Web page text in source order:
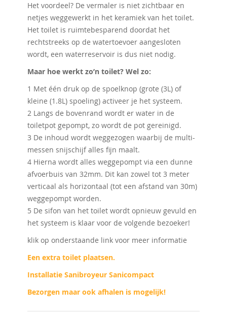
Het voordeel? De vermaler is niet zichtbaar en
netjes weggewerkt in het keramiek van het toilet.
Het toilet is ruimtebesparend doordat het
rechtstreeks op de watertoevoer aangesloten
wordt, een waterreservoir is dus niet nodig.
Maar hoe werkt zo’n toilet? Wel zo:
1 Met één druk op de spoelknop (grote (3L) of
kleine (1.8L) spoeling) activeer je het systeem.
2 Langs de bovenrand wordt er water in de
toiletpot gepompt, zo wordt de pot gereinigd.
3 De inhoud wordt weggezogen waarbij de multi-
messen snijschijf alles fijn maalt.
4 Hierna wordt alles weggepompt via een dunne
afvoerbuis van 32mm. Dit kan zowel tot 3 meter
verticaal als horizontaal (tot een afstand van 30m)
weggepompt worden.
5 De sifon van het toilet wordt opnieuw gevuld en
het systeem is klaar voor de volgende bezoeker!
klik op onderstaande link voor meer informatie
Een extra toilet plaatsen.
Installatie Sanibroyeur Sanicompact
Bezorgen maar ook afhalen is mogelijk!